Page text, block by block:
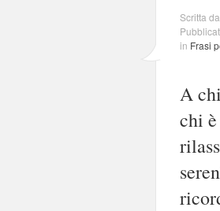
Scritta
in Frasi
A
chi